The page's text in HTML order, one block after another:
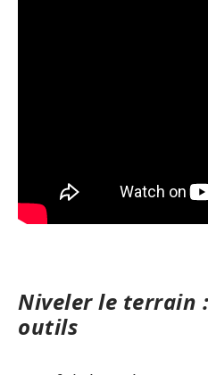
Niveler le terrain
outils